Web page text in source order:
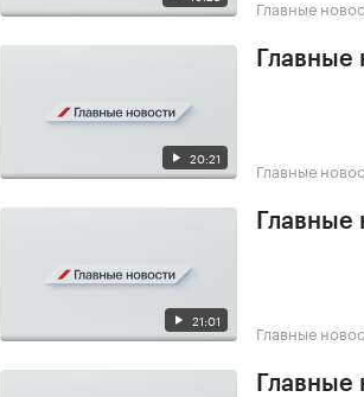
Главные
20:21 Главные
21:01 Главные
Главные